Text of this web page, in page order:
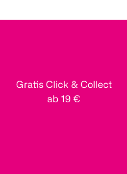
Gratis Click & Collect
ab 19 €